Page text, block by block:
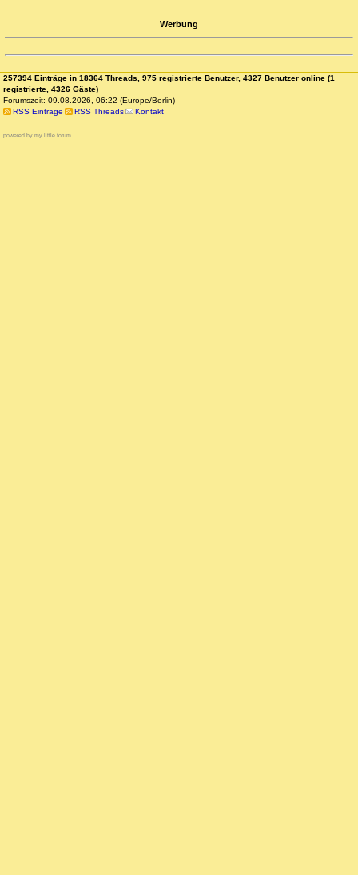
Werbung
257394 Einträge in 18364 Threads, 975 registrierte Benutzer, 4327 Benutzer online (1
registrierte, 4326 Gäste)
Forumszeit: 09.08.2026, 06:22 (Europe/Berlin)
RSS Einträge
RSS Threads Kontakt
powered by my little forum